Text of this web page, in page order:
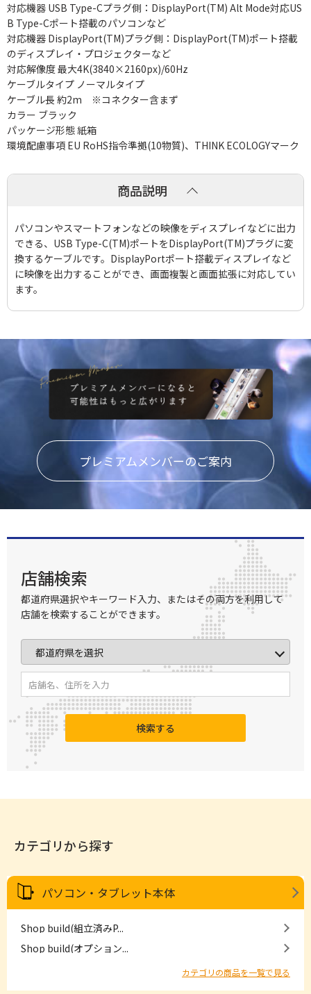
対応機器 USB Type-Cプラグ側：DisplayPort(TM) Alt Mode対応US
B Type-Cポート搭載のパソコンなど
対応機器 DisplayPort(TM)プラグ側：DisplayPort(TM)ポート搭載
のディスプレイ・プロジェクターなど
対応解像度 最大4K(3840×2160px)/60Hz
ケーブルタイプ ノーマルタイプ
ケーブル長 約2m ※コネクター含まず
カラー ブラック
パッケージ形態 紙箱
環境配慮事項 EU RoHS指令準拠(10物質)、THINK ECOLOGYマーク
商品説明
パソコンやスマートフォンなどの映像をディスプレイなどに出力
できる、USB Type-C(TM)ポートをDisplayPort(TM)プラグに変
換するケーブルです。DisplayPortポート搭載ディスプレイなど
に映像を出力することができ、画面複製と画面拡張に対応してい
ます。
プレミアムメンバーのご案内
店舗検索
都道府県選択やキーワード入力、またはその両方を利用して
店舗を検索することができます。
検索する
カテゴリから探す
パソコン・タブレット本体
Shop build(組立済みP...
Shop build(オプション...
カテゴリの商品を一覧で見る